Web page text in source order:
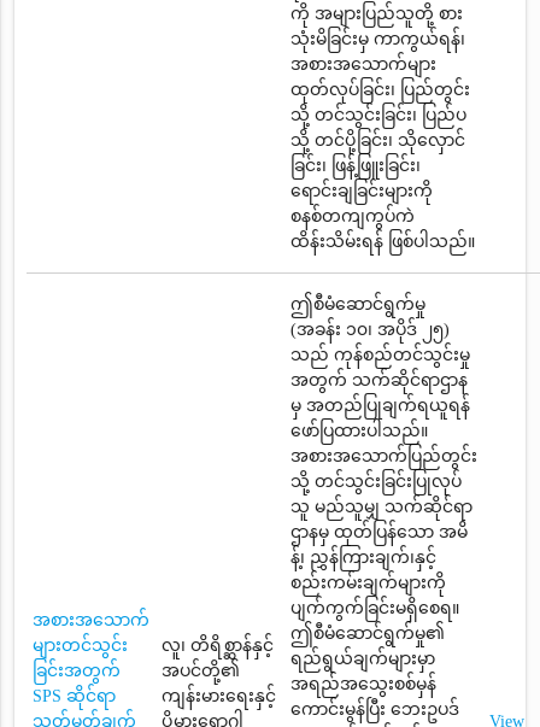
ကို အများပြည်သူတို့ စား
သုံးမိခြင်းမှ ကာကွယ်ရန်၊
အစားအသောက်များ
ထုတ်လုပ်ခြင်း၊ ပြည်တွင်း
သို့ တင်သွင်းခြင်း၊ ပြည်ပ
သို့ တင်ပို့ခြင်း၊ သိုလှောင်
ခြင်း၊ ဖြန့်ဖြူးခြင်း၊
ရောင်းချခြင်းများကို
စနစ်တကျကွပ်ကဲ
ထိန်းသိမ်းရန် ဖြစ်ပါသည်။
အစားအသောက်
များတင်သွင်း
ခြင်းအတွက်
SPS ဆိုင်ရာ
သတ်မှတ်ချက်
လူ၊ တိရိစ္ဆာန်နှင့်
အပင်တို့၏
ကျန်းမားရေးနှင့်
ပိုမွှားရောဂါ
ဤစီမံဆောင်ရွက်မှု
(အခန်း ၁၀၊ အပိုဒ် ၂၅)
သည် ကုန်စည်တင်သွင်းမှု
အတွက် သက်ဆိုင်ရာဌာန
မှ အတည်ပြုချက်ရယူရန်
ဖော်ပြထားပါသည်။
အစားအသောက်ပြည်တွင်း
သို့ တင်သွင်းခြင်းပြုလုပ်
သူ မည်သူမျှ သက်ဆိုင်ရာ
ဌာနမှ ထုတ်ပြန်သော အမိ
န့်၊ ညွှန်ကြားချက်၊နှင့်
စည်းကမ်းချက်များကို
ပျက်ကွက်ခြင်းမရှိစေရ။
ဤစီမံဆောင်ရွက်မှု၏
ရည်ရွယ်ချက်များမှာ
အရည်အသွေးစစ်မှန်
ကောင်းမွန်ပြီး ဘေးဥပဒ်
View